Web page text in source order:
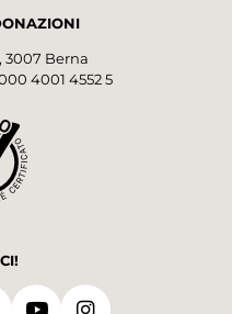
3007 Berna
4001 4552 5